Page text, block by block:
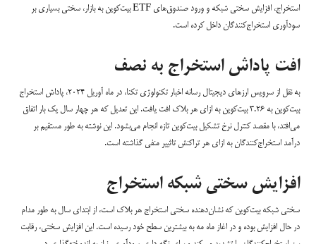
استخراج، افزایش سختی شبکه و ورود صندوق‌های ETF بیت‌کوین به بازار، سختی بسیاری بر
سودآوری استخراج‌کنندگان داخل کرده است.
افت پاداش استخراج به نصف
به نقل از سرویس ارزهای دیجیتال رسانه اخبار تکنولوژی تکنا، در ماه آوریل ۲۰۲۴، پاداش استخراج
بیت‌کوین به ۳.۲۶ بیت‌کوین به ازای هر بلاک افت یافت. این تعدیل که هر چهار سال یک بار اتفاق
می‌افتد، با مقصد کنترل نرخ تشکیل بیت‌کوین تازه انجام می‌بشود. این نوشته به طور مستقیم بر
درآمد استخراج‌کنندگان به ازای هر تراکنش تاثییر منفی گذاشته است.
افزایش سختی شبکه استخراج
سختی شبکه بیت‌کوین که نشان‌دهنده سختی استخراج هر بلاک است، از ابتدای سال به طور مدام
در حال افزایش بوده و در اغاز ماه مه به بیشترین سطح خود رسیده است. این افزایش سختی، رقابت